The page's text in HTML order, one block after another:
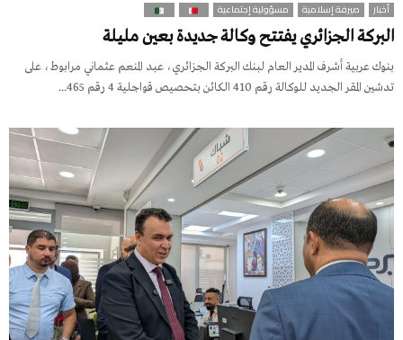
أخبار صيرفة إسلامية مسؤولية إجتماعية
البركة الجزائري يفتتح وكالة جديدة بعين مليلة
بنوك عربية أشرف المدير العام لبنك البركة الجزائري، عبد المنعم عثماني مرابوط، على
تدشين المقر الجديد للوكالة رقم 410 الكائن بتحصيص قواجلية 4 رقم 465...